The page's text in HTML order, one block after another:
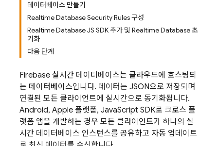
데이터베이스 만들기
Realtime Database Security Rules 구성
Realtime Database JS SDK 추가 및 Realtime Database 초
기화
다음 단계
Firebase 실시간 데이터베이스는 클라우드에 호스팅되
는 데이터베이스입니다. 데이터는 JSON으로 저장되며
연결된 모든 클라이언트에 실시간으로 동기화됩니다.
Android, Apple 플랫폼, JavaScript SDK로 크로스 플
랫폼 앱을 개발하는 경우 모든 클라이언트가 하나의 실
시간 데이터베이스 인스턴스를 공유하고 자동 업데이트